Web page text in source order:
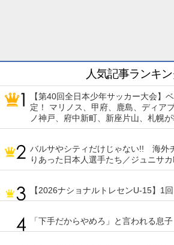
人気記事ランキ
【第40回全日本少年サッカー大会】
定！ マリノス、甲府、鹿島、ディア
ノ神戸、府中新町、新座片山、札幌
バルサやシティだけじゃない!! 海外
りあった日本人選手たち／ジュニサ
【2026ナショナルトレセンU-15】1
「下手だからやめろ」と言われる息子